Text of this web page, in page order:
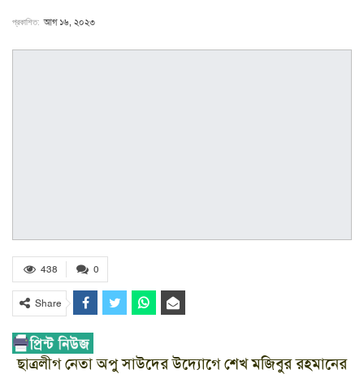
প্রকাশিত: আগ ১৬, ২০২৩
0
438
Share
ছাত্রলীগ নেতা অপু সাউদের উদ্যােগে শেখ মজিবুর রহমানের